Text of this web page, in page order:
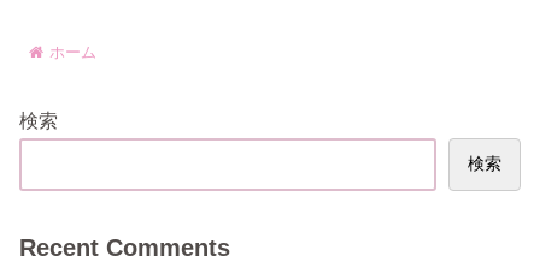
ホーム
検索
検索
Recent Comments